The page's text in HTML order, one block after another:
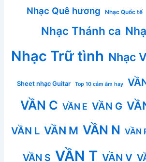
Nhạc Quê hương Nhạc Quốc tế
Nhạc Thánh ca
Nhạc Trữ tình Nhạc
Sheet nhạc Guitar Top 10 cảm âm hay
VẦN C VẦN E VẦN G
VẦN L VẦN M VẦN N VẦN
VẦN S VẦN T VẦN V